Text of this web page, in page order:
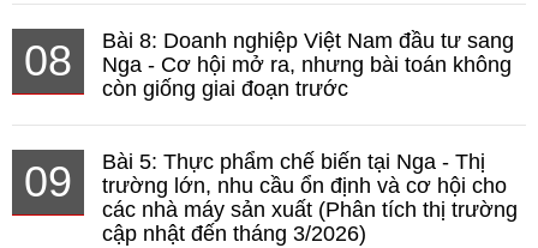
08
Bài 8: Doanh nghiệp Việt Nam đầu tư sang
Nga - Cơ hội mở ra, nhưng bài toán không
còn giống giai đoạn trước
09
Bài 5: Thực phẩm chế biến tại Nga - Thị
trường lớn, nhu cầu ổn định và cơ hội cho
các nhà máy sản xuất (Phân tích thị trường
cập nhật đến tháng 3/2026)